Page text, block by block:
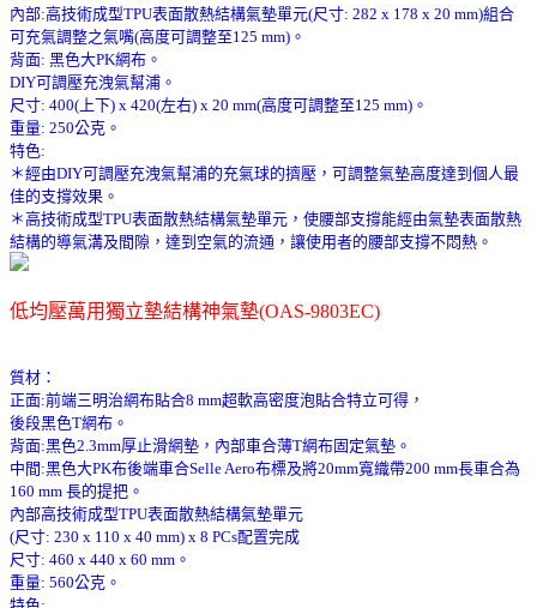
內部:高技術成型TPU表面散熱結構氣墊單元(尺寸: 282 x 178 x 20 mm)組合
可充氣調整之氣嘴(高度可調整至125 mm)。
背面: 黑色大PK網布。
DIY可調壓充洩氣幫浦。
尺寸: 400(上下) x 420(左右) x 20 mm(高度可調整至125 mm)。
重量: 250公克。
特色:
＊經由DIY可調壓充洩氣幫浦的充氣球的擠壓，可調整氣墊高度達到個人最
佳的支撐效果。
＊高技術成型TPU表面散熱結構氣墊單元，使腰部支撐能經由氣墊表面散熱
結構的導氣溝及間隙，達到空氣的流通，讓使用者的腰部支撐不悶熱。
低均壓萬用獨立墊結構神氣墊(OAS-9803EC)
質材：
正面:前端三明治網布貼合8 mm超軟高密度泡貼合特立可得，
後段黑色T網布。
背面:黑色2.3mm厚止滑網墊，內部車合薄T網布固定氣墊。
中間:黑色大PK布後端車合Selle Aero布標及將20mm寬織帶200 mm長車合為
160 mm 長的提把。
內部高技術成型TPU表面散熱結構氣墊單元
(尺寸: 230 x 110 x 40 mm) x 8 PCs配置完成
尺寸: 460 x 440 x 60 mm。
重量: 560公克。